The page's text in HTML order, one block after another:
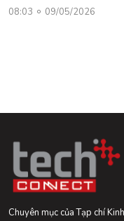
08:03 09/05/2026
Chuyên mục của Tạp chí